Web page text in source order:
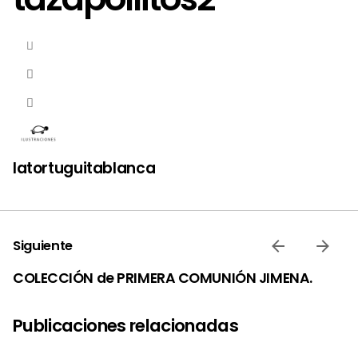
latortuguitablanca
Siguiente
COLECCIÓN de PRIMERA COMUNIÓN JIMENA.
Publicaciones relacionadas